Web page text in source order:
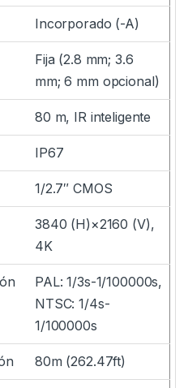
Incorporado (-A)
Fija (2.8 mm; 3.6
mm; 6 mm opcional)
80 m, IR inteligente
IP67
1/2.7″ CMOS
3840 (H)×2160 (V),
4K
PAL: 1/3s-1/100000s,
NTSC: 1/4s-
1/100000s
80m (262.47ft)